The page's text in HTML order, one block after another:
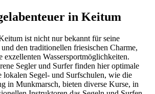
in Keitum
ist nicht nur bekannt für seine
den traditionellen friesischen Charme,
exzellenten Wassersportmöglichkeiten.
Segler und Surfer finden hier optimale
Segel- und Surfschulen, wie die
in Munkmarsch, bieten diverse Kurse, in